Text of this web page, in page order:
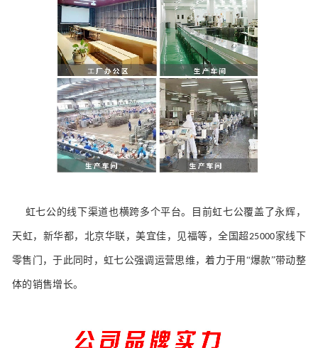
虹七公的线下渠道也横跨多个平台。目前虹七公覆盖了永辉，
天虹，新华都，北京华联，美宜佳，见福等，全国超25000家线下
零售门，于此同时，虹七公强调运营思维，着力于用“爆款”带动整
体的销售增长。